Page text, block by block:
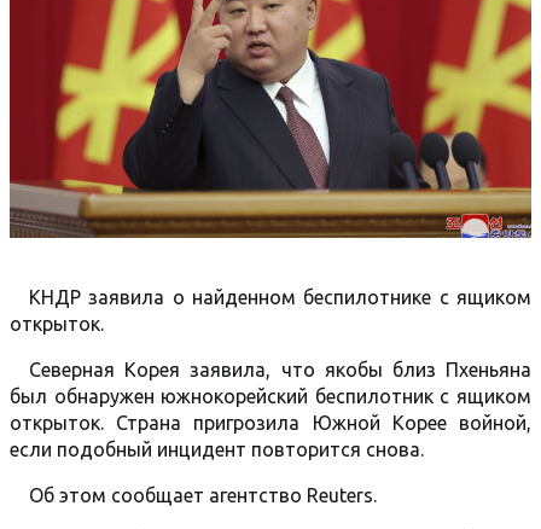
КНДР заявила о найденном беспилотнике с ящиком
открыток.
Северная Корея заявила, что якобы близ Пхеньяна
был обнаружен южнокорейский беспилотник с ящиком
открыток. Страна пригрозила Южной Корее войной,
если подобный инцидент повторится снова.
Об этом сообщает агентство Reuters.